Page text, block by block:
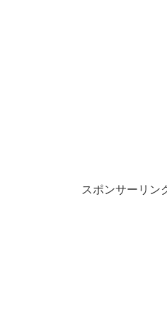
スポンサーリン